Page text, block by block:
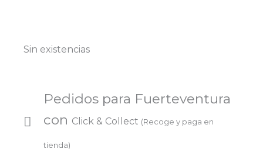
Sin existencias
Pedidos para Fuerteventura
con Click & Collect (Recoge y paga en
tienda)